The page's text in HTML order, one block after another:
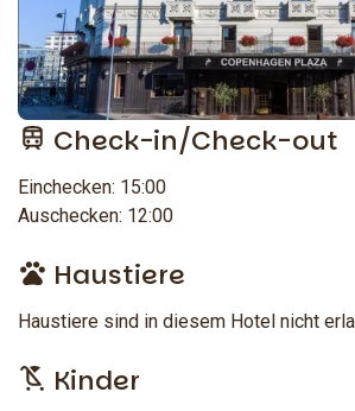
Check-in/Check-out
Einchecken: 15:00
Auschecken: 12:00
Haustiere
Haustiere sind in diesem Hotel nicht
Kinder